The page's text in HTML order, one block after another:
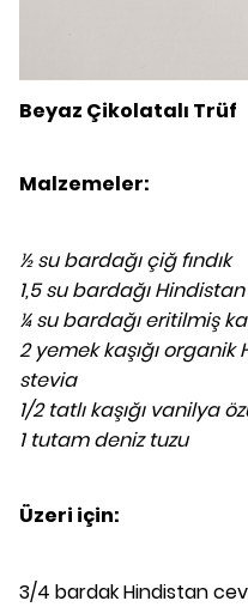
Beyaz Çikolatalı Trüf
Malzemeler:
½ su bardağı çiğ fındık
1,5 su bardağı
¼ su bardağı eritilmiş
2 yemek kaşığı
stevia
1/2 tatlı kaşığı vanilya
1 tutam deniz tuzu
Üzeri için:
3/4 bardak Hindistan